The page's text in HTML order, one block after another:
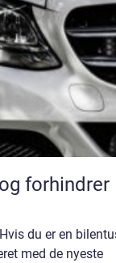
forhindrer
du er en
med de nyeste